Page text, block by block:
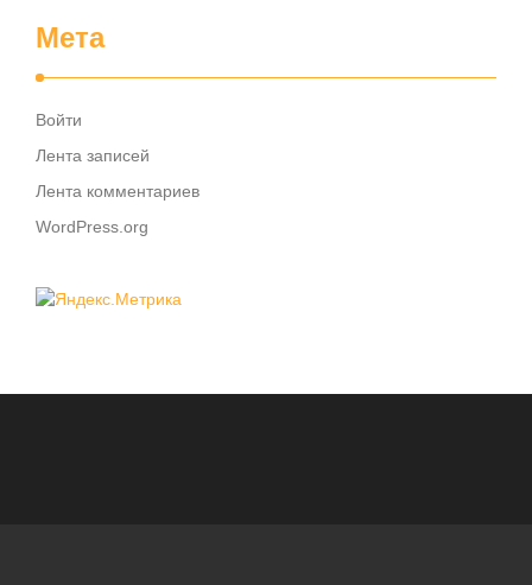
Мета
Войти
Лента записей
Лента комментариев
WordPress.org